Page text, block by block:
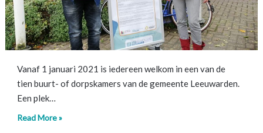
Vanaf 1 januari 2021 is iedereen welkom in een van de
tien buurt- of dorpskamers van de gemeente Leeuwarden.
Een plek…
Read More »